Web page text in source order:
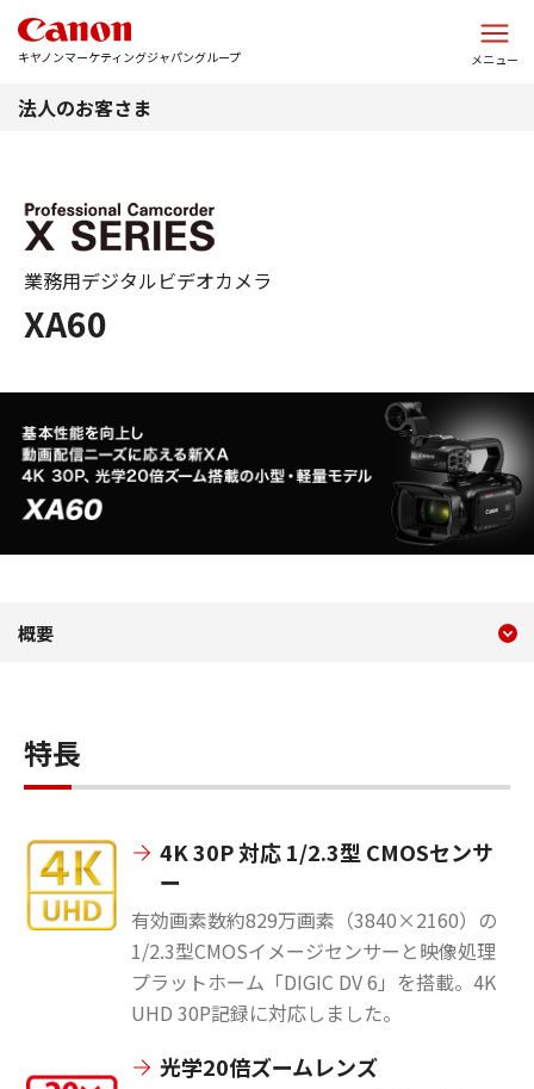
キヤノンマーケティングジャパングループ メニュー
法人のお客さま
XA60
業務用デジタルビデオカメラ
現在のコンテンツ
概要
特長
4K 30P 対応 1/2.3型 CMOSセンサ
ー
有効画素数約829万画素（3840×2160）の
1/2.3型CMOSイメージセンサーと映像処理
プラットホーム「DIGIC DV 6」を搭載。4K
UHD 30P記録に対応しました。
光学20倍ズームレンズ